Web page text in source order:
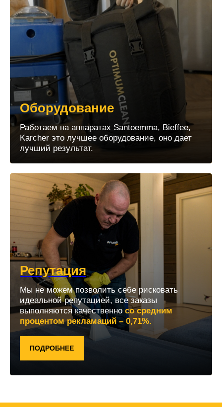
Оборудование
Работаем на аппаратах Santoemma, Bieffee,
Karcher это лучшее оборудование, оно дает
лучший результат.
Репутация
Мы не можем позволить себе рисковать
идеальной репутацией, все заказы
выполняются качественно со средним
процентом рекламаций – 0,71%.
ПОДРОБНЕЕ